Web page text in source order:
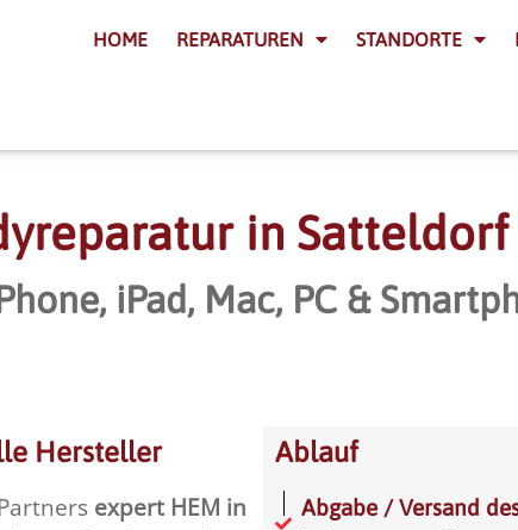
HOME REPARATUREN STANDORTE
in
iPad, Mac, PC &
Hersteller
expert HEM in
Ablauf
Abgabe / Versand